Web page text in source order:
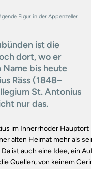
Figur in der Appenzeller
ist die
dort, wo er
bis heute
Räss (1848–
St. Antonius
nur das.
im Innerrhoder Hauptort
­alten Heimat mehr als
ist auch eine Idee, ein
Quellen, von keinem